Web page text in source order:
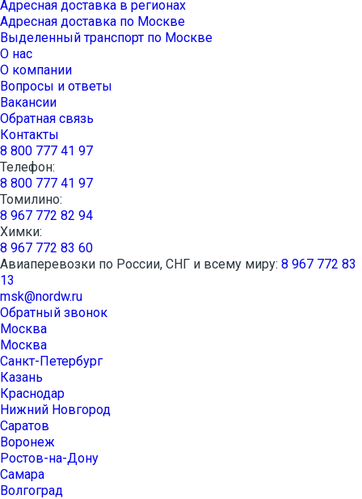
Адресная доставка в регионах
Адресная доставка по Москве
Выделенный транспорт по Москве
О нас
О компании
Вопросы и ответы
Вакансии
Обратная связь
Контакты
8 800 777 41 97
Телефон:
8 800 777 41 97
Томилино:
8 967 772 82 94
Химки:
8 967 772 83 60
Авиаперевозки по России, СНГ и всему миру: 8 967 772 83
13
msk@nordw.ru
Обратный звонок
Москва
Москва
Санкт-Петербург
Казань
Краснодар
Нижний Новгород
Саратов
Воронеж
Ростов-на-Дону
Самара
Волгоград